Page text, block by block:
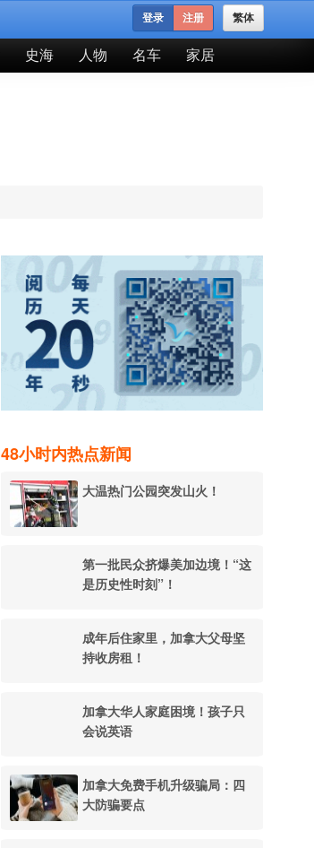
繁体
登录 注册
史海 人物 名车 家居
48小时内热点新闻
大温热门公园突发山火！
第一批民众挤爆美加边境！“这
是历史性时刻”！
成年后住家里，加拿大父母坚
持收房租！
加拿大华人家庭困境！孩子只
会说英语
加拿大免费手机升级骗局：四
大防骗要点